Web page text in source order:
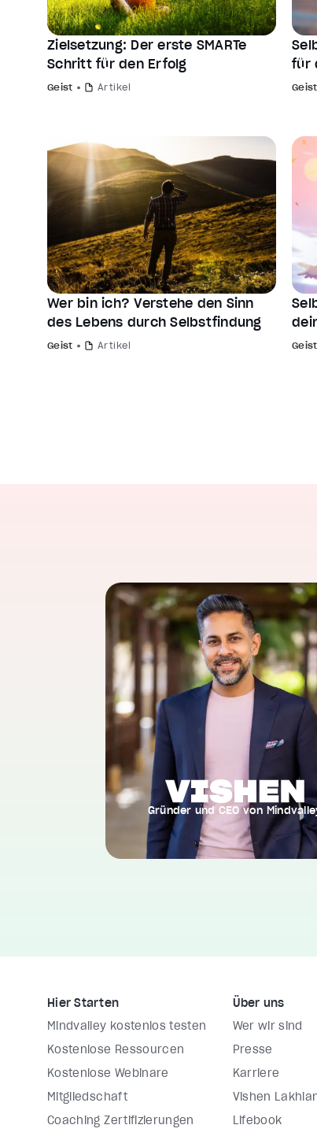
Zielsetzung: Der erste SMARTe
Schritt für den Erfolg
Geist Artikel
für
Geist
Wer bin ich? Verstehe den Sinn
des Lebens durch Selbstfindung
Geist Artikel Geist
Gründer und CEO von
Hier Starten
Mindvalley kostenlos testen
Kostenlose Ressourcen
Kostenlose Webinare
Mitgliedschaft
Coaching Zertifizierungen
Über uns
Wer wir sind
Presse
Karriere
Vishen
Lifebook